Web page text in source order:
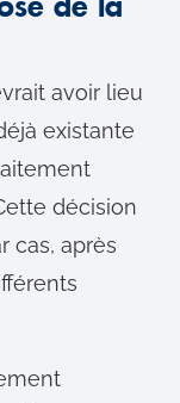
de la
avoir lieu
existante
décision
cas, après